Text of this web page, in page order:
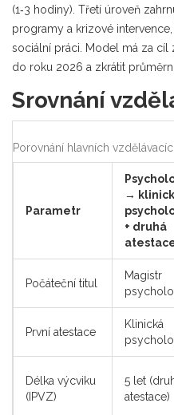
(1‑3 hodiny). Třetí úroveň
programy a krizové
sociální práci. Model má za
do roku 2026 a zkrátit
Srovnání
Porovnání hlavních
Parametr
→
+ druhá
Počáteční titul
Magistr
První atestace
Klinická
Délka výcviku
(IPVZ)
5 let
atestace)